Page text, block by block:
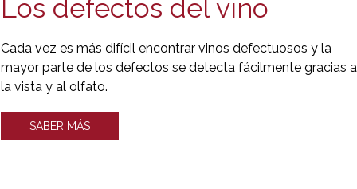
Los defectos del vino
Cada vez es más difícil encontrar vinos defectuosos y la
mayor parte de los defectos se detecta fácilmente gracias a
la vista y al olfato.
SABER MÁS